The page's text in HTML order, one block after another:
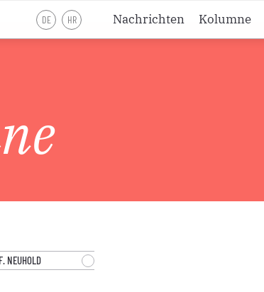
DE HR Nachrichten Kolumne
NEUHOLD